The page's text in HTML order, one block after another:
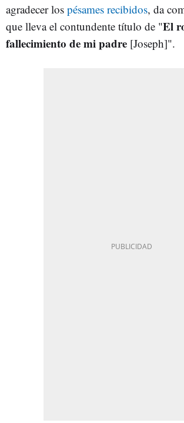
agradecer los pésames recibidos, da
que lleva el contundente título de "El
fallecimiento de mi padre [Joseph]".